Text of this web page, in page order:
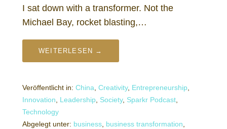
I sat down with a transformer. Not the
Michael Bay, rocket blasting,…
WEITERLESEN →
Veröffentlicht in: China Creativity, Entrepreneurship
Innovation
Leadership Society, Sparkr Podcast
Technology
Abgelegt unter: business business transformation